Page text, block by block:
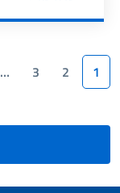
דִפּוּף
1
2
3
…